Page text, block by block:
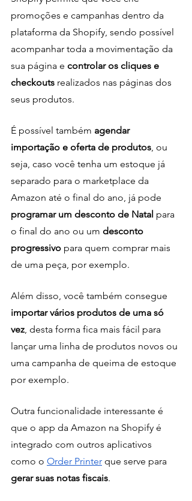
promoções e campanhas dentro da
plataforma da Shopify, sendo possível
acompanhar toda a movimentação da
sua página e controlar os cliques e
checkouts realizados nas páginas dos
seus produtos.
É possível também agendar
importação e oferta de produtos, ou
seja, caso você tenha um estoque já
separado para o marketplace da
Amazon até o final do ano, já pode
programar um desconto de Natal para
o final do ano ou um desconto
progressivo para quem comprar mais
de uma peça, por exemplo.
Além disso, você também consegue
importar vários produtos de uma só
vez, desta forma fica mais fácil para
lançar uma linha de produtos novos ou
uma campanha de queima de estoque
por exemplo.
Outra funcionalidade interessante é
que o app da Amazon na Shopify é
integrado com outros aplicativos
como o Order Printer que serve para
gerar suas notas fiscais.